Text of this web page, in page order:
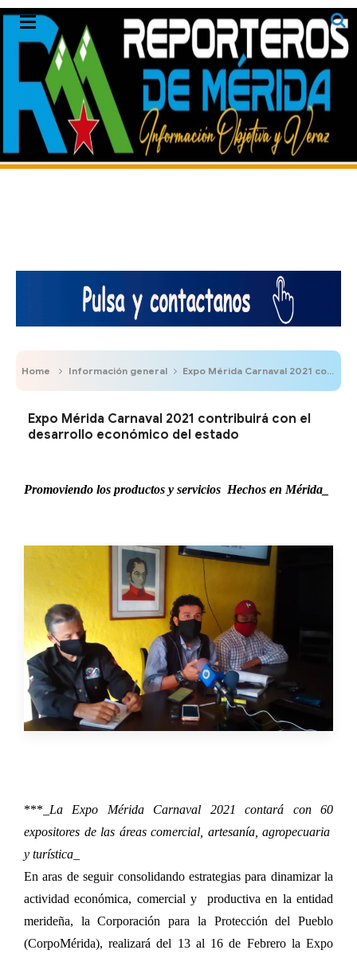
Home Información general Expo Mérida Carnaval 2021 contribuirá con el desarrollo económico del estado
Expo Mérida Carnaval 2021 contribuirá con el
desarrollo económico del estado
Promoviendo los productos y servicios Hechos en Mérida_
***_ La Expo Mérida Carnaval 2021 contará con 60
expositores de las áreas comercial, artesanía, agropecuaria
y turística
En aras de seguir consolidando estrategias para dinamizar la
actividad económica, comercial y productiva en la entidad
merideña, la Corporación para la Protección del Pueblo
(CorpoMérida), realizará del 13 al 16 de Febrero la Expo